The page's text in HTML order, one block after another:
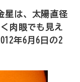
星は、太陽直径
肉眼でも見え
年6月6日の2